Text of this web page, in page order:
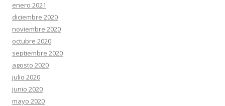
enero 2021
diciembre 2020
noviembre 2020
octubre 2020
septiembre 2020
agosto 2020
julio 2020
junio 2020
mayo 2020